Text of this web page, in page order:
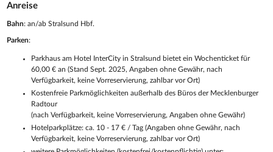
Anreise
Bahn: an/ab Stralsund Hbf.
Parken:
Parkhaus am Hotel InterCity in Stralsund bietet ein Wochenticket für
60,00 € an (Stand Sept. 2025, Angaben ohne Gewähr, nach
Verfügbarkeit, keine Vorreservierung, zahlbar vor Ort)
Kostenfreie Parkmöglichkeiten außerhalb des Büros der Mecklenburger
Radtour
(nach Verfügbarkeit, keine Vorreservierung, Angaben ohne Gewähr)
Hotelparkplätze: ca. 10 - 17 € / Tag (Angaben ohne Gewähr, nach
Verfügbarkeit, keine Vorreservierung, zahlbar vor Ort)